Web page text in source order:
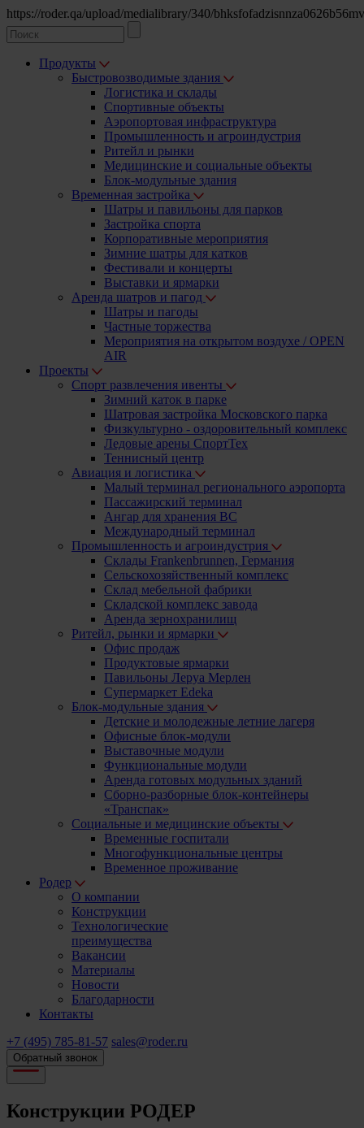
https://roder.qa/upload/medialibrary/340/
Продукты
Быстровозводимые здания
Логистика и склады
Спортивные объекты
Аэропортовая инфраструктура
Промышленность и агроиндустрия
Ритейл и рынки
Медицинские и социальные объекты
Блок-модульные здания
Временная застройка
Шатры и павильоны для парков
Застройка спорта
Корпоративные мероприятия
Зимние шатры для катков
Фестивали и концерты
Выставки и ярмарки
Аренда шатров и пагод
Шатры и пагоды
Частные торжества
Мероприятия на открытом воздухе / OPEN
AIR
Проекты
Спорт развлечения ивенты
Зимний каток в парке
Шатровая застройка Московского парка
Физкультурно - оздоровительный комплекс
Ледовые арены СпортТех
Теннисный центр
Авиация и логистика
Малый терминал регионального аэропорта
Пассажирский терминал
Ангар для хранения ВС
Международный терминал
Промышленность и агроиндустрия
Склады Frankenbrunnen, Германия
Сельскохозяйственный комплекс
Склад мебельной фабрики
Складской комплекс завода
Аренда зернохранилищ
Ритейл, рынки и ярмарки
Офис продаж
Продуктовые ярмарки
Павильоны Леруа Мерлен
Супермаркет Edeka
Блок-модульные здания
Детские и молодежные летние лагеря
Офисные блок-модули
Выставочные модули
Функциональные модули
Аренда готовых модульных зданий
Сборно-разборные блок-контейнеры
«Транспак»
Социальные и медицинские объекты
Временные госпитали
Многофункциональные центры
Временное проживание
Родер
О компании
Конструкции
Технологические
преимущества
Вакансии
Материалы
Новости
Благодарности
Контакты
+7 (495) 785-81-57 sales@roder.ru
Обратный звонок
Конструкции РОДЕР